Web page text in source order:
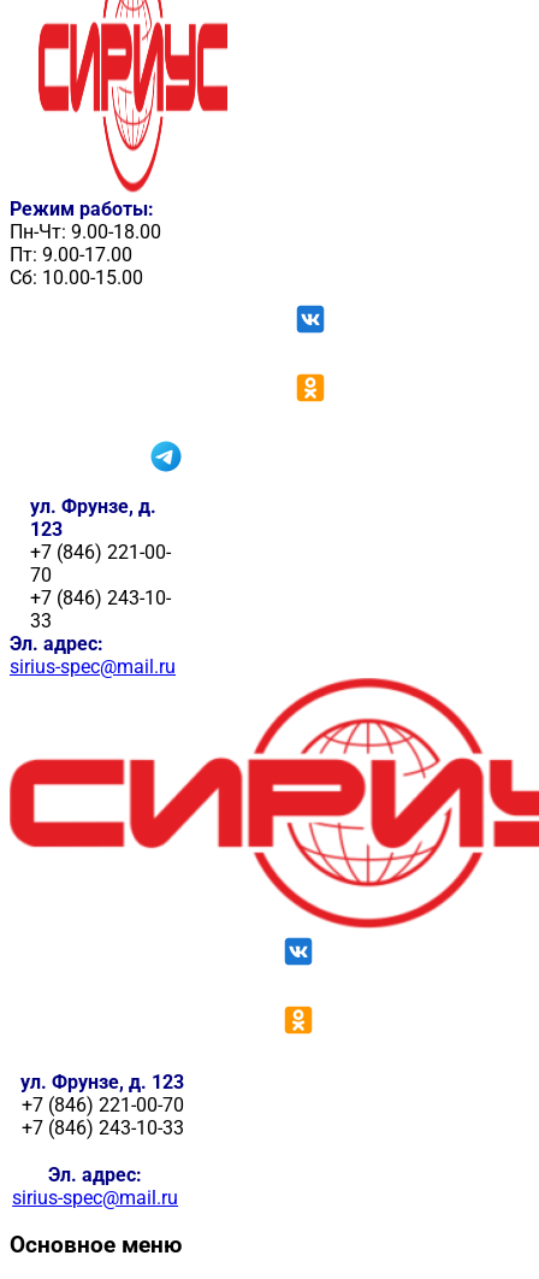
Режим работы:
Пн-Чт: 9.00-18.00
Пт: 9.00-17.00
Сб: 10.00-15.00
ул. Фрунзе, д.
123
+7 (846) 221-00-
70
+7 (846) 243-10-
33
Эл. адрес:
sirius-spec@mail.ru
ул. Фрунзе, д. 123
+7 (846) 221-00-70
+7 (846) 243-10-33
Эл. адрес:
sirius-spec@mail.ru
Основное меню